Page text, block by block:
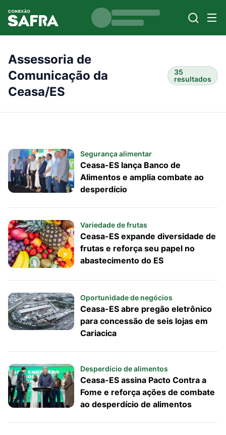
Assessoria de
Comunicação da
Ceasa/ES
35
resultados
Segurança alimentar
Ceasa-ES lança Banco de
Alimentos e amplia combate ao
desperdício
Variedade de frutas
Ceasa-ES expande diversidade de
frutas e reforça seu papel no
abastecimento do ES
Oportunidade de negócios
Ceasa-ES abre pregão eletrônico
para concessão de seis lojas em
Cariacica
Desperdício de alimentos
Ceasa-ES assina Pacto Contra a
Fome e reforça ações de combate
ao desperdício de alimentos